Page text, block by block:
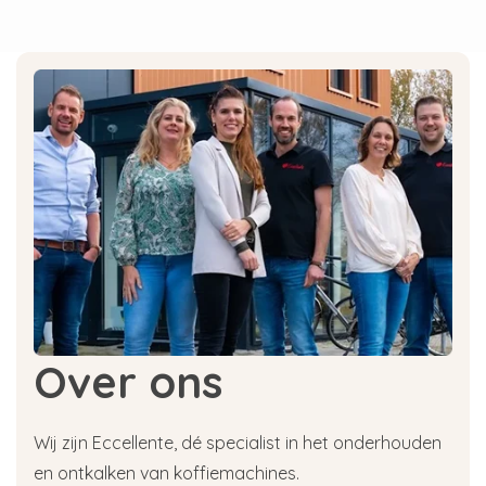
Reinigingstabletten bestellen bij
Eccellente!
Wees geen dief van je eigen portemonnee en
bestel je WMF reinigingstabletten bij Eccellente!
Op alle reinigingstabletten van WMF hebben wij
een lage prijs garantie, dit houdt in dat wij de
goedkoopste prijs garanderen wanneer je 5x
hetzelfde product in je winkelwagen
stopt. Mocht het toch ergens goedkoper zijn
dan verrekenen wij het verschil!
Ons assortiment WMF
reinigingstabletten
Over ons
Wij zijn Eccellente, dé specialist in het onderhouden
en ontkalken van koffiemachines.